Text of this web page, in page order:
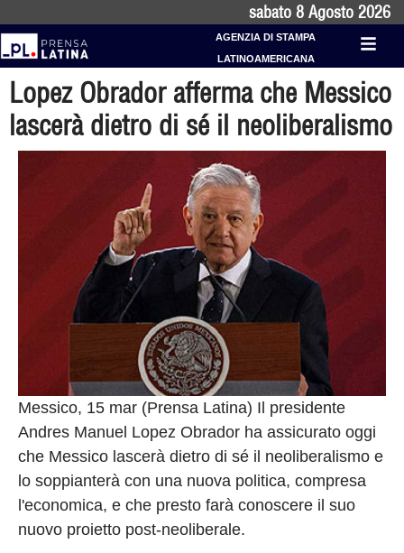
sabato 8 Agosto 2026
AGENZIA DI STAMPA
LATINOAMERICANA
Lopez Obrador afferma che Messico
lascerà dietro di sé il neoliberalismo
Messico, 15 mar (Prensa Latina) Il presidente
Andres Manuel Lopez Obrador ha assicurato oggi
che Messico lascerà dietro di sé il neoliberalismo e
lo soppianterà con una nuova politica, compresa
l'economica, e che presto farà conoscere il suo
nuovo proietto post-neoliberale.